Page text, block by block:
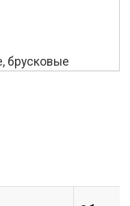
брусковые